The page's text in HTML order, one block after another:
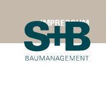
IMPRESSUM